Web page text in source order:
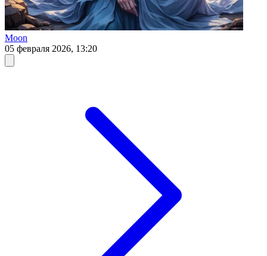
Moon
05 февраля 2026, 13:20